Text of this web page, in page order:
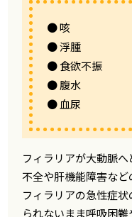
● 咳
● 浮腫
● 食欲不振
● 腹水
● 血尿
フィラリアが大動脈
不全や肝機能障害など
フィラリアの急性症
られないまま呼吸困難